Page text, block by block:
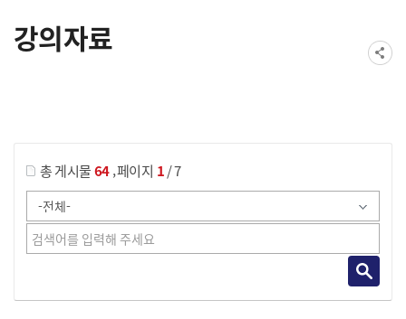
강의자료
총 게시물64,페이지 1/ 7